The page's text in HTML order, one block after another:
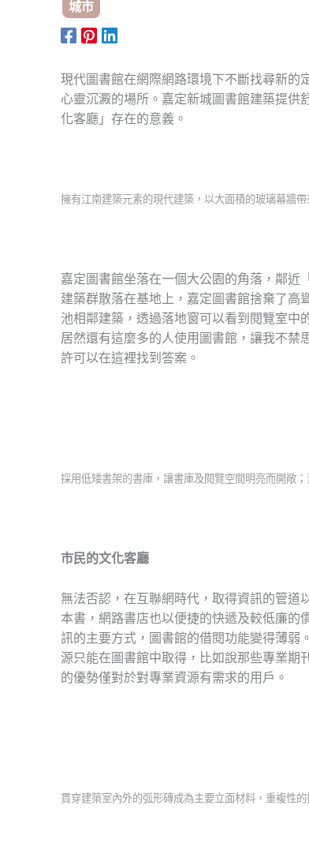
城市
現代圖書館在網際網路環境下不斷找尋新的
心靈沉澱的場所。嘉定新城圖書館建築提
化客廳」存在的意義。
擁有江南建築元素的現代建築，以大面積的玻璃幕牆
嘉定圖書館坐落在一個大公園的角落，鄰
建築群散落在基地上，嘉定圖書館捨棄了
池相鄰建築，透過落地窗可以看到閱覽室中
居然還有這麼多的人使用圖書館，讓我不
許可以在這裡找到答案。
採用低矮書架的書庫，讓書庫及閱覽空間明亮而開敞
市民的文化客廳
無法否認，在互聯網時代，取得資訊的管
本書，網路書店也以便捷的快遞及較低廉
訊的主要方式，圖書館的借閱功能變得薄弱
源只能在圖書館中取得，比如說那些專業
的優勢僅對於對專業資源有需求的用戶。
貫穿建築室內外的弧形磚成為主要立面材料，重複性